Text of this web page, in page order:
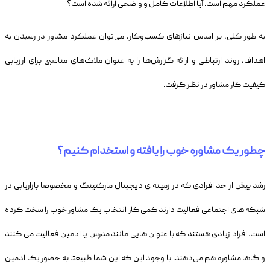
عملکرد مهم است. آیا اطلاعات کامل و واضحی ارائه شده است؟
به طور کلی، بر اساس نیازهای کسب‌وکار، می‌توان عملکرد مشاور در رسیدن به
اهداف، روند ارتباطی و ارائه گزارش‌ها را به عنوان ملاک‌های مناسبی برای ارزیابی
کیفیت کار مشاور در نظر گرفت.
چطور یک مشاوره خوب را یافته و استخدام کنیم؟
رشد بیش از حد افرادی که در زمینه ی دیجیتال مارکتینگ و مخصوصا بازاریابی در
شبکه های اجتماعی فعالیت دارند کمی کار انتخاب یک مشاور خوب را سخت کرده
است. افراد زیادی هستند که با عنوان هایی مانند مدرس یا ادمین فعالیت می کنند
و گاها مشاوره هم می‌دهند. با وجود این که این شما طبیعتا به حضور یک ادمین